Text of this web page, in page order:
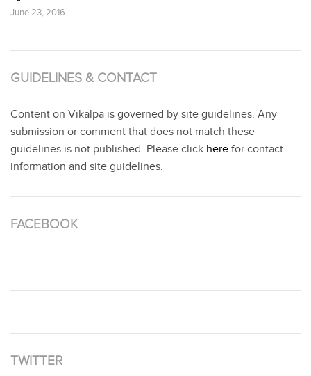
June 23, 2016
GUIDELINES & CONTACT
Content on Vikalpa is governed by site guidelines. Any
submission or comment that does not match these
guidelines is not published. Please click here for contact
information and site guidelines.
FACEBOOK
TWITTER